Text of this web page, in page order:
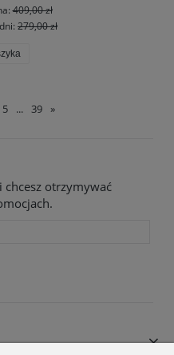
409,00 zł
279,00 zł
5 ... 39 »
chcesz otrzymywać